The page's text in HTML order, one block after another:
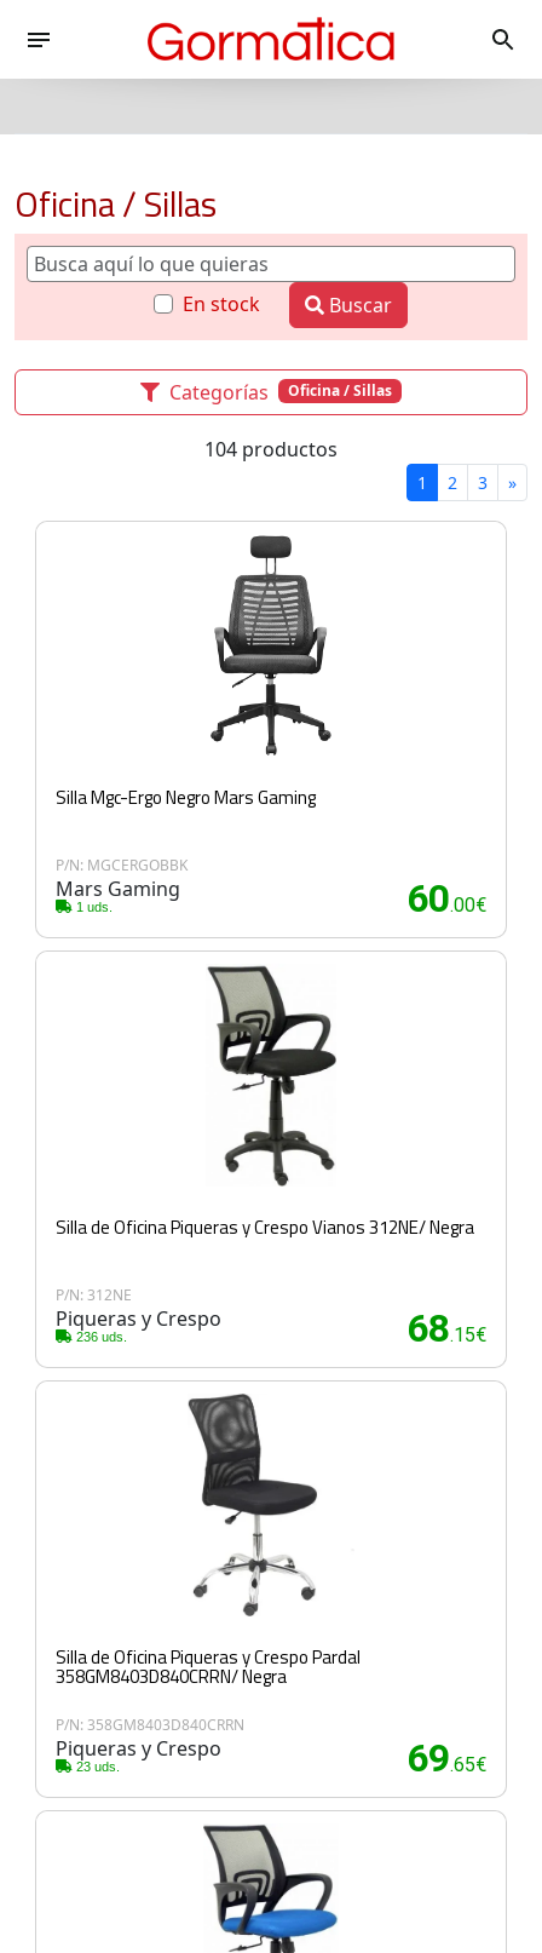
Oficina / Sillas
En stock Buscar
Categorías Oficina / Sillas
104 productos
1 2 3 »
Silla Mgc-Ergo Negro Mars Gaming
P/N: MGCERGOBBK
Mars Gaming
1 uds. 60.00€
Silla de Oficina Piqueras y Crespo Vianos 312NE/ Negra
P/N: 312NE
Piqueras y Crespo
236 uds. 68.15€
Silla de Oficina Piqueras y Crespo Pardal
358GM8403D840CRRN/ Negra
P/N: 358GM8403D840CRRN
Piqueras y Crespo
23 uds. 69.65€